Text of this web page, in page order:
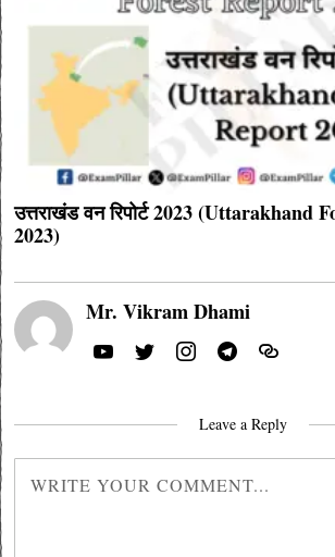
उत्तराखंड वन रिपोर्ट 2023 (Uttarakhand
2023)
Mr. Vikram Dhami
Leave a Reply